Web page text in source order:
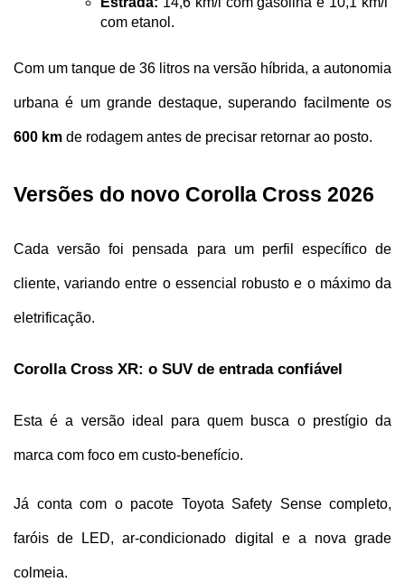
com etanol.
Com um tanque de 36 litros na versão híbrida, a autonomia
600 km de rodagem antes de precisar retornar ao posto.
Versões do novo Corolla Cross 2026
Cada versão foi pensada para um perfil específico de
cliente, variando entre o essencial robusto e o máximo da
eletrificação.
Corolla Cross XR: o SUV de entrada confiável
Esta é a versão ideal para quem busca o prestígio da
marca com foco em custo-benefício.
Já conta com o pacote Toyota Safety Sense completo,
faróis de LED, ar-condicionado digital e a nova grade
colmeia.